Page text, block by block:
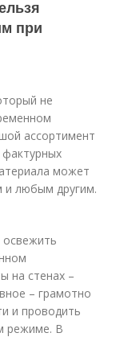
при
не
ассортимент
может
и любым другим.
на стенах –
– грамотно
и проводить
режиме. В